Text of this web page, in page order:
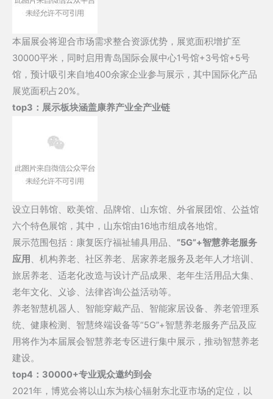
本届展会将迎合市场需求整合资源优势，展览面积增扩至
30000平米，同时启用青岛国际会展中心1号馆+3号馆+5号
馆，预计吸引来自地400余家企业参与展示，其中国际化产品
展览面积占20%。
top3： 展示板块涵盖康养产业全产业链
设立日韩馆、欧美馆、品牌馆、山东馆、外省展团馆、公益馆
六个特色展馆，其中，山东馆由16地市组成各地馆。
展示范围包括：康复医疗福祉辅具用品、 “5G”+智慧养老服务
应用 、机构养老、社区养老、居家养老服务及老年人才培训、
旅居养老、适老化改造与设计产品成果、老年生活用品大集、
老年文化、义诊、法律咨询公益活动等。
养老智慧机器人、智能穿戴产品、智能家居设备、养老管理系
统、健康检测、智慧终端设备等“5G”+智慧养老服务产品及应
用将作为本届展会智慧养老专区进行集中展示，推动智慧养老
建设。
top4： 30000+专业观众邀约到会
2021年，博览会将以山东为核心辐射东北亚市场的定位，以